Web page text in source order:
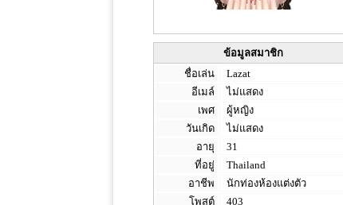
ข้อมูลสมาชิก
ชื่อเล่น
Lazat
อีเมล์
ไม่แสดง
เพศ
ผู้หญิง
วันเกิด
ไม่แสดง
อายุ
31
ที่อยู่
Thailand
อาชีพ
นักท่องห้องแต่งตัว
โพสต์
403